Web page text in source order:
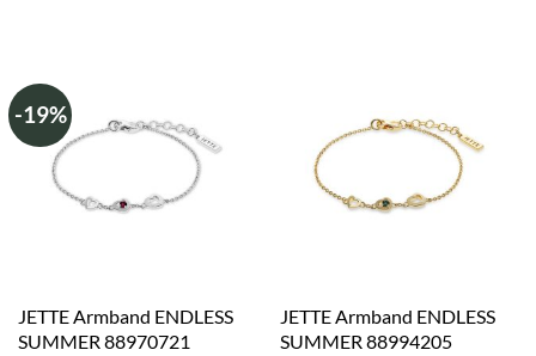
-19%
JETTE Armband ENDLESS
SUMMER 88970721
JETTE Armband ENDLESS
SUMMER 88994205